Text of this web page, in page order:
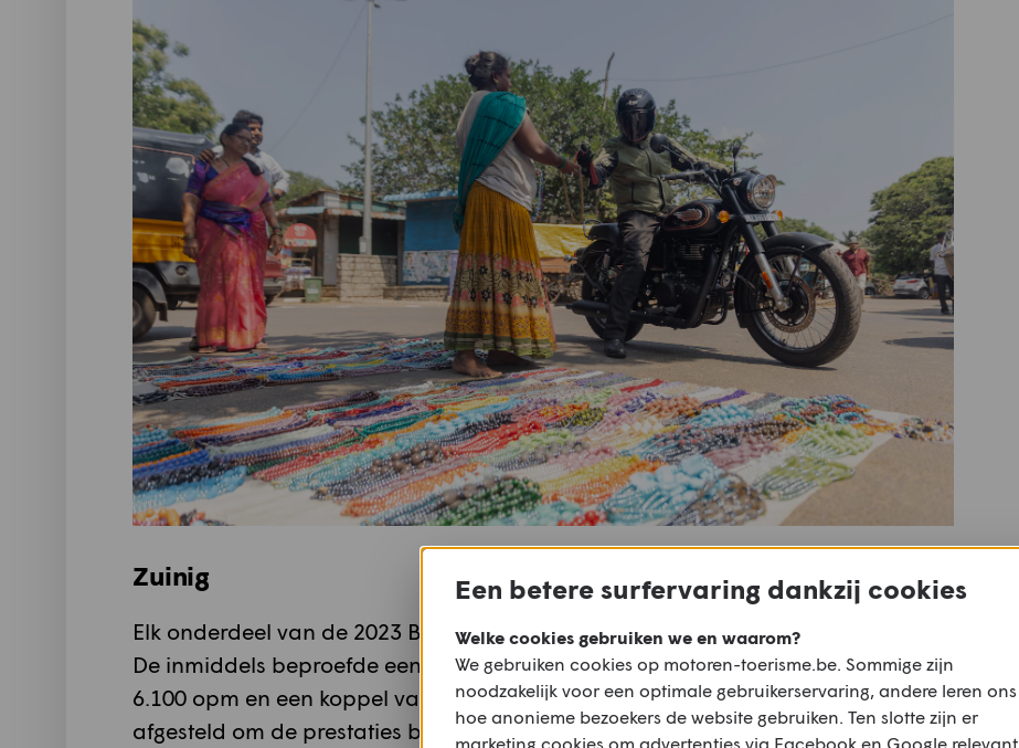
Zuinig
Elk onderdeel van de 2023 Bullet 350 is nieuw ten opzichte van de vorige versie.
De inmiddels beproefde eencilindermotor uit de J-serie produceert 20,2 pk bij
6.100 opm en een koppel van 27 Nm bij 4.000 opm. Het motorblok is opnieuw
afgesteld om de prestaties beter te spreiden. Er is ook hard gewerkt om de Bullet
Een betere surfervaring dankzij cookies
Welke cookies gebruiken we en waarom?
We gebruiken cookies op motoren-toerisme.be. Sommige zijn
noodzakelijk voor een optimale gebruikerservaring, andere leren ons
hoe anonieme bezoekers de website gebruiken. Ten slotte zijn er
marketing cookies om advertenties via Facebook en Google relevant